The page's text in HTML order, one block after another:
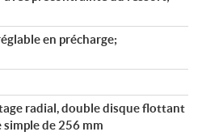
en précharge;
radial, double disque flottant
de 256 mm